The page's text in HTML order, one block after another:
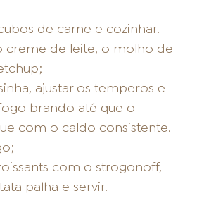
de carne e cozinhar.
creme de leite, o molho de
ajustar os temperos e
brando até que o
com o caldo consistente.
com o strogonoff,
palha e servir.